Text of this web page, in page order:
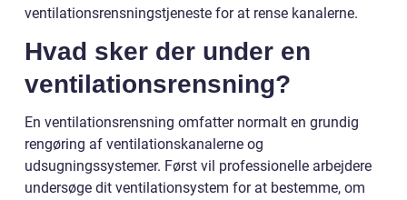
ventilationsrensningstjeneste for at rense kanalerne.
Hvad sker der under en
ventilationsrensning?
En ventilationsrensning omfatter normalt en grundig
rengøring af ventilationskanalerne og
udsugningssystemer. Først vil professionelle arbejdere
undersøge dit ventilationsystem for at bestemme, om